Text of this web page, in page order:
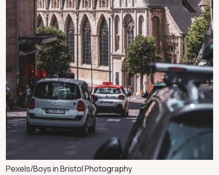
Pexels/Boys in Bristol Photography